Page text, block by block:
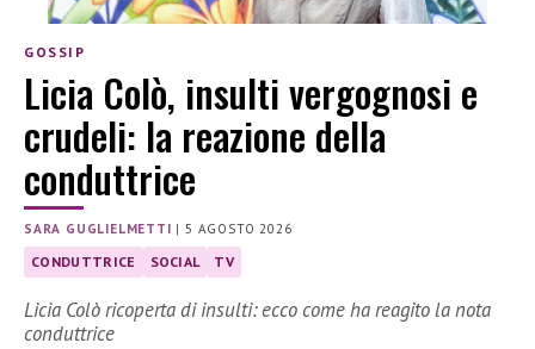
GOSSIP
Licia Colò, insulti vergognosi e
crudeli: la reazione della
conduttrice
SARA GUGLIELMETTI |5 AGOSTO 2026
CONDUTTRICE SOCIAL TV
Licia Colò ricoperta di insulti: ecco come ha reagito la nota
conduttrice